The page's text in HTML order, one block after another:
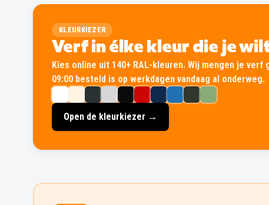
KLEURKIEZER
Verf in élke kleur die je
Kies online uit 140+ RAL-kleuren. Wij mengen je verf
09:00 besteld is op werkdagen vandaag al onderweg.
Open de kleurkiezer →